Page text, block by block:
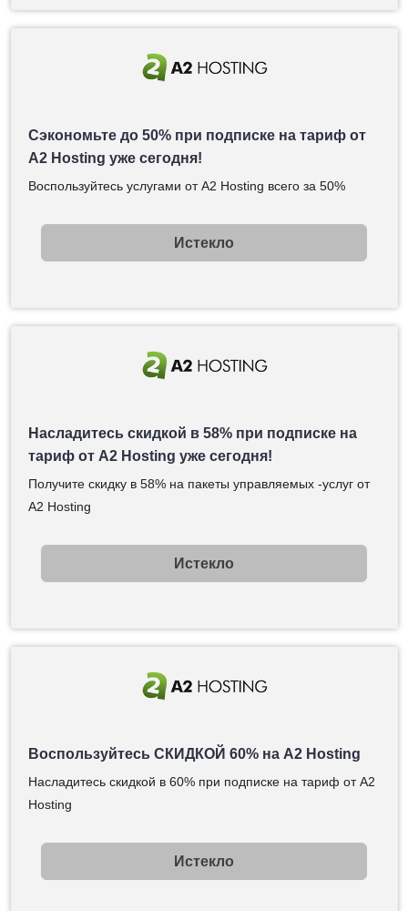
Сэкономьте до 50% при подписке на тариф от
A2 Hosting уже сегодня!
Воспользуйтесь услугами от A2 Hosting всего за 50%
Истекло
Насладитесь скидкой в 58% при подписке на
тариф от A2 Hosting уже сегодня!
Получите скидку в 58% на пакеты управляемых -услуг от
A2 Hosting
Истекло
Воспользуйтесь СКИДКОЙ 60% на A2 Hosting
Насладитесь скидкой в 60% при подписке на тариф от A2
Hosting
Истекло